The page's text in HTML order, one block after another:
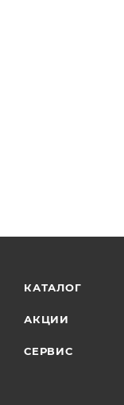
КАТАЛОГ
АКЦИИ
СЕРВИС